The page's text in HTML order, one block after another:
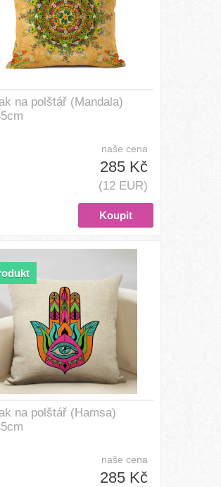
na polštář (Mandala)
naše cena
285 Kč
(12 EUR)
na polštář (Hamsa)
naše cena
285 Kč